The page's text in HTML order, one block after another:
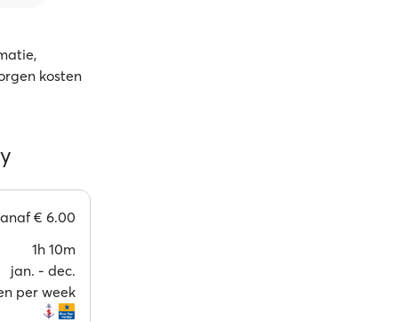
kosten
€ 6.00
1h 10m
jan. ‐ dec.
per week